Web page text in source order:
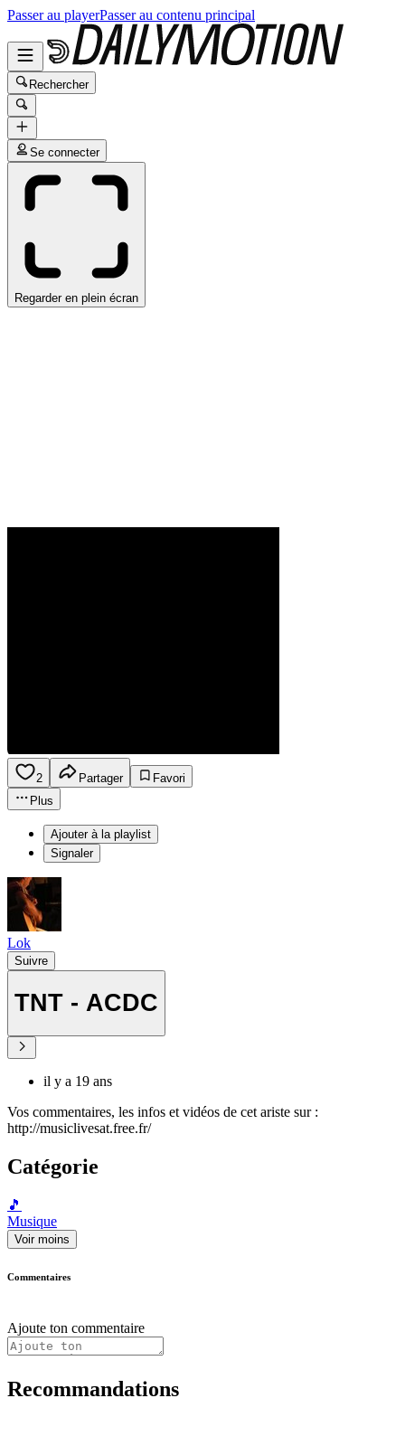
Passer au playerPasser au contenu principal
Rechercher
Se connecter
Regarder en plein écran
2 Partager
Favori
Plus
Ajouter à la playlist
Signaler
Lok
Suivre
TNT - ACDC
il y a 19 ans
Vos commentaires, les infos et vidéos de cet ariste sur :
http://musiclivesat.free.fr/
Catégorie
🎵
Musique
Voir moins
Commentaires
Ajoute ton commentaire
Recommandations